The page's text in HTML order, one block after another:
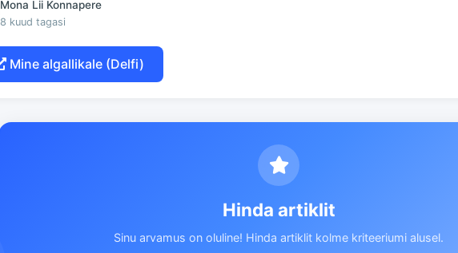
Mona Lii Konnapere
8 kuud tagasi
Mine algallikale (Delfi)
Hinda artiklit
Sinu arvamus on oluline! Hinda artiklit kolme kriteeriumi alusel.